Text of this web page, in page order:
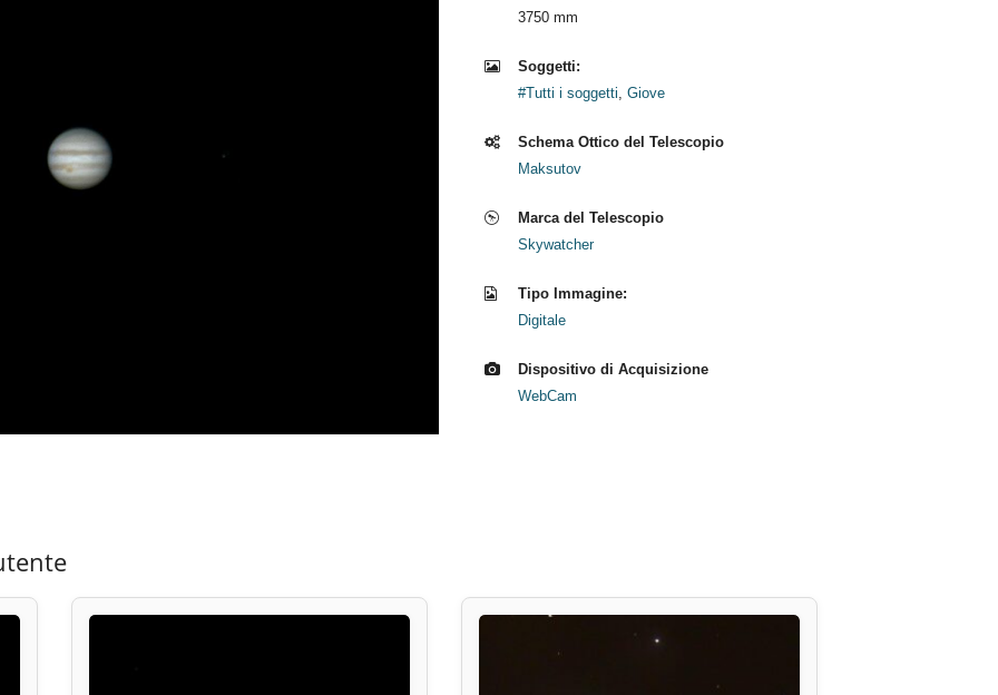
3750 mm
Soggetti:
#Tutti i soggetti, Giove
Schema Ottico del Telescopio
Maksutov
Marca del Telescopio
Skywatcher
Tipo Immagine:
Digitale
Dispositivo di Acquisizione
WebCam